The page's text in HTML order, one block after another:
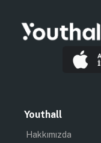
Youthall
Hakkımızda